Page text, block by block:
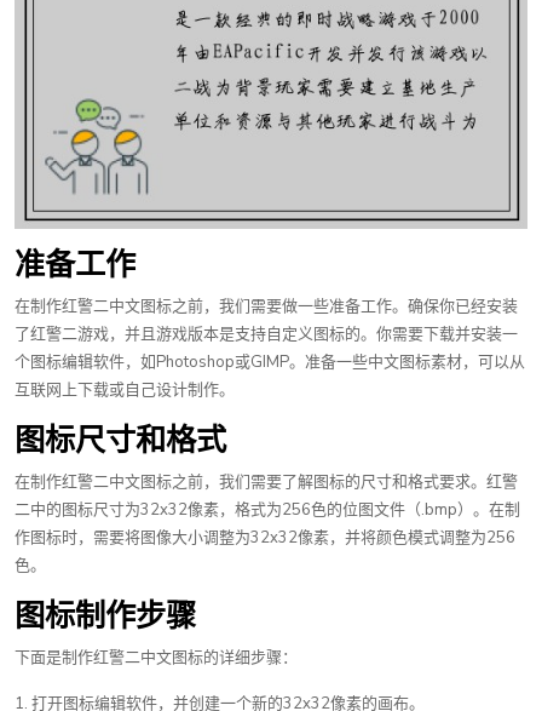
准备工作
在制作红警二中文图标之前，我们需要做一些准备工作。确保你已经安装
了红警二游戏，并且游戏版本是支持自定义图标的。你需要下载并安装一
个图标编辑软件，如Photoshop或GIMP。准备一些中文图标素材，可以从
互联网上下载或自己设计制作。
图标尺寸和格式
在制作红警二中文图标之前，我们需要了解图标的尺寸和格式要求。红警
二中的图标尺寸为32x32像素，格式为256色的位图文件（.bmp）。在制
作图标时，需要将图像大小调整为32x32像素，并将颜色模式调整为256
色。
图标制作步骤
下面是制作红警二中文图标的详细步骤：
1. 打开图标编辑软件，并创建一个新的32x32像素的画布。